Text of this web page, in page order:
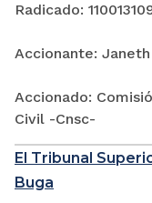
Radicado:
Accionante:
Accionado:
Civil -Cnsc-
El Tribunal
Buga